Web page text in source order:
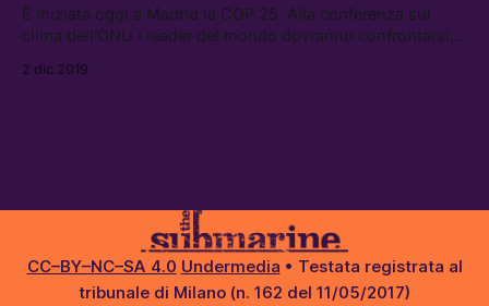
È iniziata oggi a Madrid la COP 25. Alla conferenza sul
clima dell’ONU i leader del mondo dovranno confrontarsi
provando a superare la stasi attuale.
2 dic 2019
CC–BY–NC–SA 4.0 Undermedia • Testata registrata al
tribunale di Milano (n. 162 del 11/05/2017)